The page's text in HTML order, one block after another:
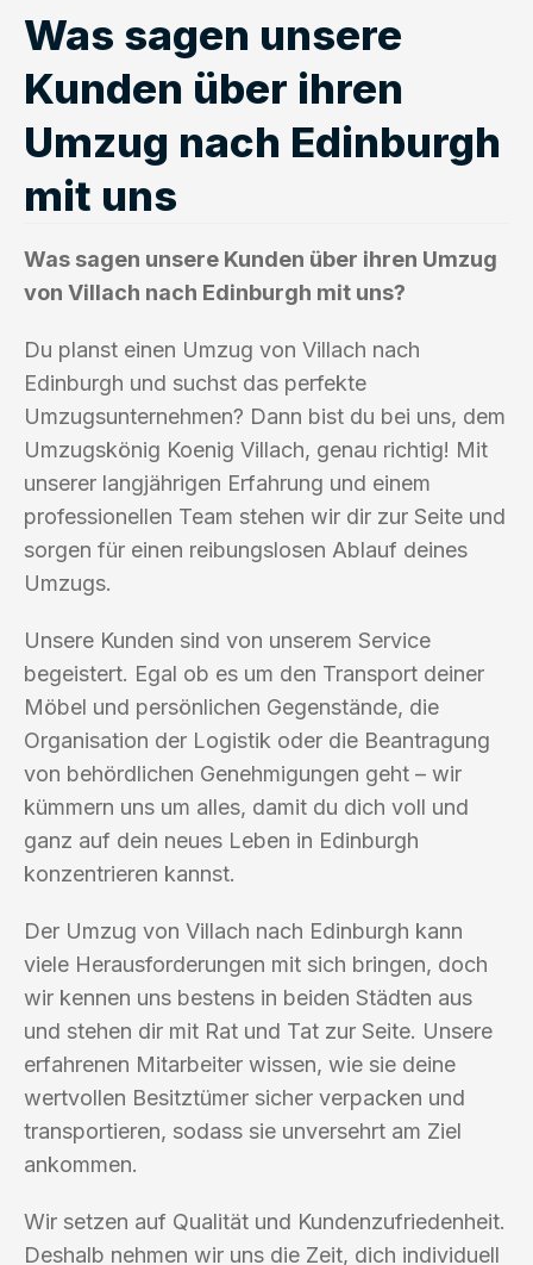
Was sagen unsere
Kunden über ihren
Umzug nach Edinburgh
mit uns
Was sagen unsere Kunden über ihren Umzug
von Villach nach Edinburgh mit uns?
Du planst einen Umzug von Villach nach
Edinburgh und suchst das perfekte
Umzugsunternehmen? Dann bist du bei uns, dem
Umzugskönig Koenig Villach, genau richtig! Mit
unserer langjährigen Erfahrung und einem
professionellen Team stehen wir dir zur Seite und
sorgen für einen reibungslosen Ablauf deines
Umzugs.
Unsere Kunden sind von unserem Service
begeistert. Egal ob es um den Transport deiner
Möbel und persönlichen Gegenstände, die
Organisation der Logistik oder die Beantragung
von behördlichen Genehmigungen geht – wir
kümmern uns um alles, damit du dich voll und
ganz auf dein neues Leben in Edinburgh
konzentrieren kannst.
Der Umzug von Villach nach Edinburgh kann
viele Herausforderungen mit sich bringen, doch
wir kennen uns bestens in beiden Städten aus
und stehen dir mit Rat und Tat zur Seite. Unsere
erfahrenen Mitarbeiter wissen, wie sie deine
wertvollen Besitztümer sicher verpacken und
transportieren, sodass sie unversehrt am Ziel
ankommen.
Wir setzen auf Qualität und Kundenzufriedenheit.
Deshalb nehmen wir uns die Zeit, dich individuell